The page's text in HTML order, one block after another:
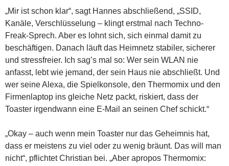
„Mir ist schon klar“, sagt Hannes abschließend, „SSID,
Kanäle, Verschlüsselung – klingt erstmal nach Techno-
Freak-Sprech. Aber es lohnt sich, sich einmal damit zu
beschäftigen. Danach läuft das Heimnetz stabiler, sicherer
und stressfreier. Ich sag’s mal so: Wer sein WLAN nie
anfasst, lebt wie jemand, der sein Haus nie abschließt. Und
wer seine Alexa, die Spielkonsole, den Thermomix und den
Firmenlaptop ins gleiche Netz packt, riskiert, dass der
Toaster irgendwann eine E-Mail an seinen Chef schickt.“
„Okay – auch wenn mein Toaster nur das Geheimnis hat,
dass er meistens zu viel oder zu wenig bräunt. Das will man
nicht“, pflichtet Christian bei. „Aber apropos Thermomix: